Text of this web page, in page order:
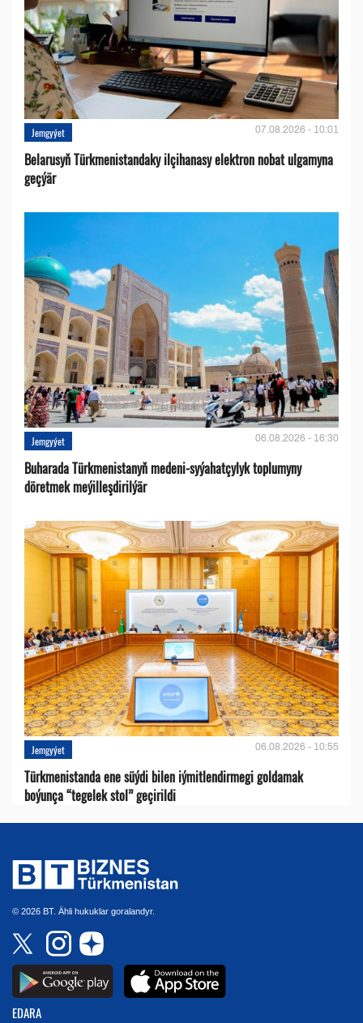
Jemgyýet 07.08.2026 - 10:01
Belarusyň Türkmenistandaky ilçihanasy elektron nobat ulgamyna
geçýär
Jemgyýet 06.08.2026 - 16:30
Buharada Türkmenistanyň medeni-syýahatçylyk toplumyny
döretmek meýilleşdirilýär
Jemgyýet 06.08.2026 - 10:55
Türkmenistanda ene süýdi bilen iýmitlendirmegi goldamak
boýunça “tegelek stol” geçirildi
© 2026 BT. Ähli hukuklar goralandyr.
EDARA